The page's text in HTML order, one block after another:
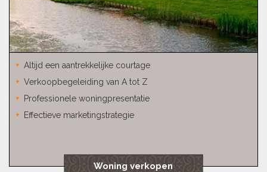
Altijd een aantrekkelijke courtage
Verkoopbegeleiding van A tot Z
Professionele woningpresentatie
Effectieve marketingstrategie
Woning verkopen